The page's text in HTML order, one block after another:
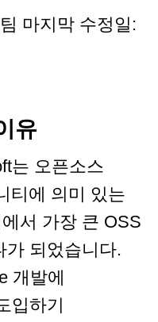
마지막 수정일:
유
는 오픈소스
티에 의미 있는
서 가장 큰 OSS
가 되었습니다.
개발에
입하기